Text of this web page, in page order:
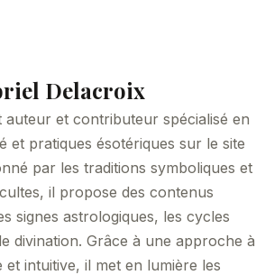
Delacroix
auteur et contributeur spécialisé en
et pratiques ésotériques sur le site
par les traditions symboliques et
il propose des contenus
signes astrologiques, les cycles
divination. Grâce à une approche à
et intuitive, il met en lumière les